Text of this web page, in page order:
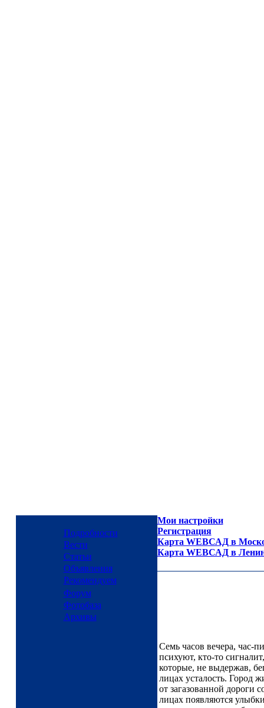
Подробности
Вести
Статьи
Объявления
Рекомендуем
Форум
Фотобаза
Архивы
Мои настройки
Регистрация
Карта WEBСАД в
Карта WEBСАД в
Семь часов вечера, час-
психуют, кто-то
которые, не выдержав,
лицах усталость. Город
от загазованной дороги
лицах появляются